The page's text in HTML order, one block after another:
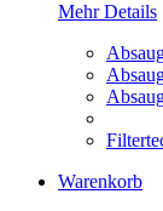
Mehr Details
Warenkorb